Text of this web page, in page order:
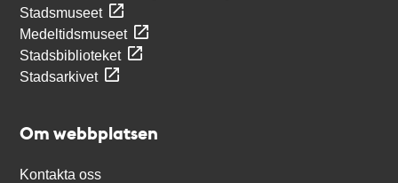
Stadsmuseet
Medeltidsmuseet
Stadsbiblioteket
Stadsarkivet
Om webbplatsen
Kontakta oss